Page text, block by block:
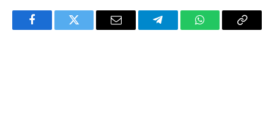
FacebookTwitter Email TelegramWhatsAppCopy